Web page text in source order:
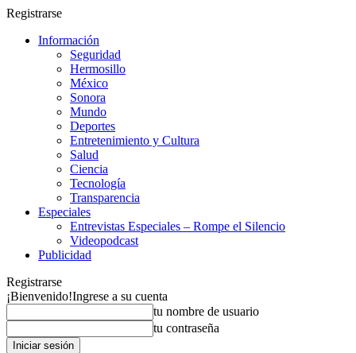
Registrarse
Información
Seguridad
Hermosillo
México
Sonora
Mundo
Deportes
Entretenimiento y Cultura
Salud
Ciencia
Tecnología
Transparencia
Especiales
Entrevistas Especiales – Rompe el Silencio
Videopodcast
Publicidad
Registrarse
¡Bienvenido!Ingrese a su cuenta
tu nombre de usuario
tu contraseña